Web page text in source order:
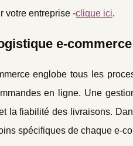
votre entreprise -clique ici.
e-
englobe tous les
en ligne. Une
la fiabilité des livraisons.
spécifiques de chaque e-